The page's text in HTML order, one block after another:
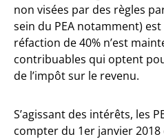
non visées par des règles
sein du PEA notamment) est
réfaction de 40% n’est
contribuables qui optent
de l’impôt sur le revenu.
S’agissant des intérêts, les
compter du 1er janvier